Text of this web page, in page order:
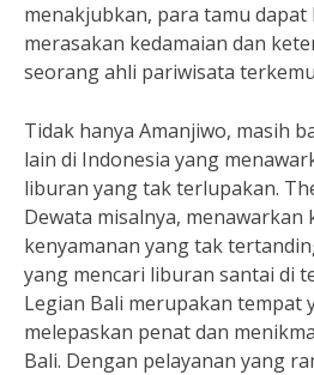
menakjubkan, para tamu
merasakan kedamaian dan
seorang ahli pariwisata
Tidak hanya Amanjiwo, masih
lain di Indonesia yang
liburan yang tak terlupakan.
Dewata misalnya, menawarkan
kenyamanan yang tak
yang mencari liburan santai di
Legian Bali merupakan tempat
melepaskan penat dan
Bali. Dengan pelayanan yang